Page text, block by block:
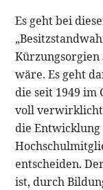
Es geht bei
wäre. Es geht
die seit 1949 im
voll verwirklicht
die Entwicklung
entscheiden.
ist, durch